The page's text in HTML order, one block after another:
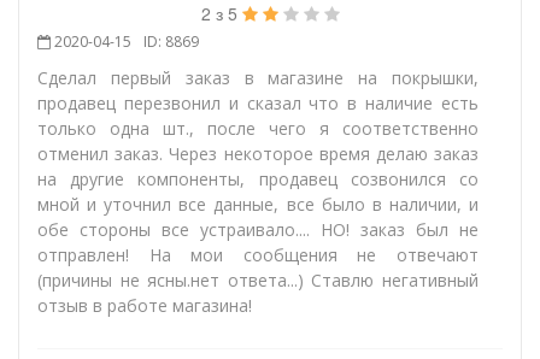
2 з 5
2020-04-15 ID: 8869
Сделал первый заказ в магазине на покрышки,
продавец перезвонил и сказал что в наличие есть
только одна шт., после чего я соответственно
отменил заказ. Через некоторое время делаю заказ
на другие компоненты, продавец созвонился со
мной и уточнил все данные, все было в наличии, и
обе стороны все устраивало.... НО! заказ был не
отправлен! На мои сообщения не отвечают
(причины не ясны.нет ответа...) Ставлю негативный
отзыв в работе магазина!